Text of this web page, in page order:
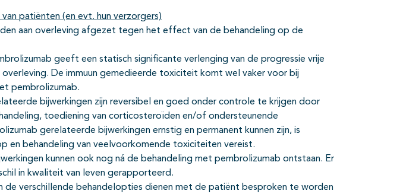
patiënten (en evt. hun verzorgers)
aan overleving afgezet tegen het effect van de behandeling op de
geeft een statisch significante verlenging van de progressie vrije
De immuun gemedieerde toxiciteit komt wel vaker voor bij
pembrolizumab.
bijwerkingen zijn reversibel en goed onder controle te krijgen door
toediening van corticosteroïden en/of ondersteunende
gerelateerde bijwerkingen ernstig en permanent kunnen zijn, is
en behandeling van veelvoorkomende toxiciteiten vereist.
kunnen ook nog ná de behandeling met pembrolizumab ontstaan. Er
in kwaliteit van leven gerapporteerd.
de verschillende behandelopties dienen met de patiënt besproken te worden